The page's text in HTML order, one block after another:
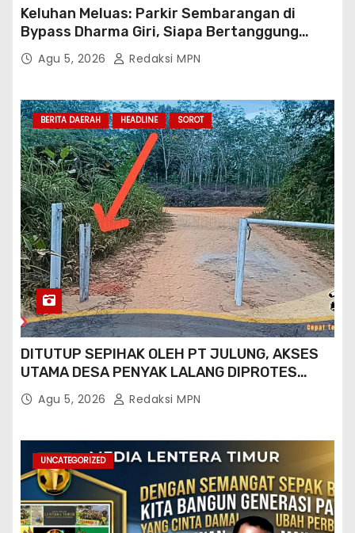
Keluhan Meluas: Parkir Sembarangan di
Bypass Dharma Giri, Siapa Bertanggung
Jawab?
Agu 5, 2026 Redaksi MPN
BERITA DAERAH HEADLINE SOROT
DITUTUP SEPIHAK OLEH PT JULUNG, AKSES
UTAMA DESA PENYAK LALANG DIPROTES
KADES DAN GPN 08
Agu 5, 2026 Redaksi MPN
UNCATEGORIZED